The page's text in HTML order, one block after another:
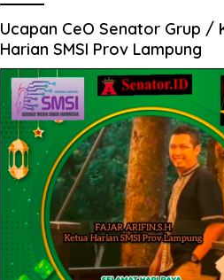
Ucapan CeO Senator Grup /
Harian SMSI Prov Lampung